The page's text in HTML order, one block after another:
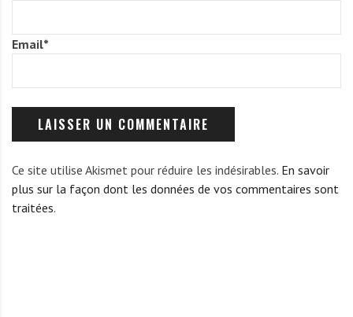
Email*
Ce site utilise Akismet pour réduire les indésirables. En savoir
plus sur la façon dont les données de vos commentaires sont
traitées.